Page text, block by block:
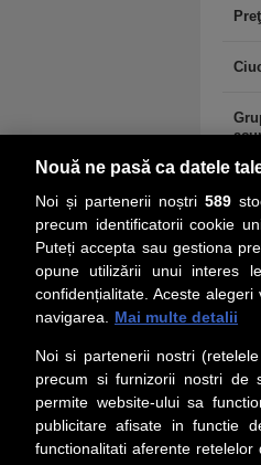
Social
Nouă ne pasă ca datele
Noi și partenerii noștri 589
precum identificatorii cookie
Puteți accepta sau gestiona
opune utilizării unui interes
confidențialitate. Aceste
navigarea.
Mai multe detalii
Noi si partenerii nostri
precum si furnizorii nostri de
permite website-ului sa
publicitare afisate in functie
functionalitati aferente